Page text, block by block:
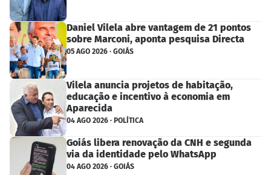
Daniel Vilela abre vantagem de 21 pontos
sobre Marconi, aponta pesquisa Directa
05 AGO 2026 · GOIÁS
Vilela anuncia projetos de habitação,
educação e incentivo à economia em
Aparecida
04 AGO 2026 · POLÍTICA
Goiás libera renovação da CNH e segunda
via da identidade pelo WhatsApp
04 AGO 2026 · GOIÁS